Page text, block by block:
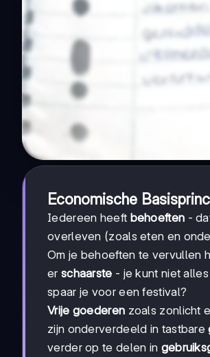
Economische
Iedereen heeft behoeften -
overleven (zoals eten en
Om je behoeften te vervullen
er schaarste - je kunt niet
spaar je voor een festival?
Vrije goederen zoals zonlicht
zijn onderverdeeld in tastbare
verder op te delen in